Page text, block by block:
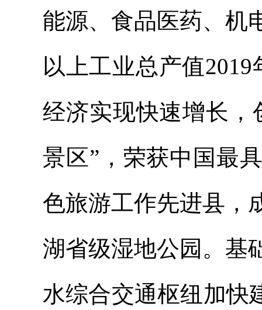
能源、食品医药、机
以上工业总产值
经济实现快速增长，
景区”，荣获中国最
色旅游工作先进县，
湖省级湿地公园。基
水综合交通枢纽加快